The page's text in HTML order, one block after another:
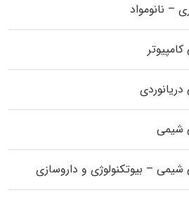
– نانومواد
شیمی
– بیوتکنولوژی و داروسازی